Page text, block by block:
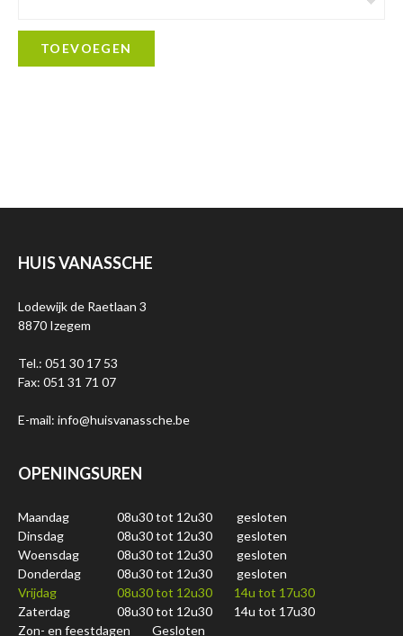
TOEVOEGEN
HUIS VANASSCHE
Lodewijk de Raetlaan 3
8870 Izegem
Tel.: 051 30 17 53
Fax: 051 31 71 07
E-mail: info@huisvanassche.be
OPENINGSUREN
Maandag 08u30 tot 12u30
gesloten
Dinsdag
08u30 tot 12u30
gesloten
Woensdag
08u30 tot 12u30
gesloten
Donderdag
08u30 tot 12u30
gesloten
Vrijdag
08u30 tot 12u30
14u tot 17u30
Zaterdag
08u30 tot 12u30
14u tot 17u30
Zon- en feestdagen
Gesloten